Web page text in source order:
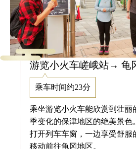
此处预订票券
游览小火车嵯峨站→ 龟
乘车时间约23分
乘坐游览小火车能欣赏到壮丽
季变化的保津地区的绝美景色。
打开列车车窗，一边享受舒服
移动前往龟冈地区。